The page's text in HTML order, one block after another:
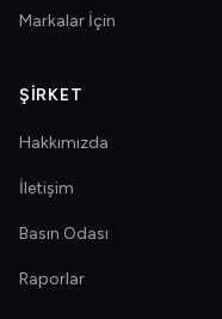
Markalar İçin
ŞIRKET
Hakkımızda
İletişim
Basın Odası
Raporlar